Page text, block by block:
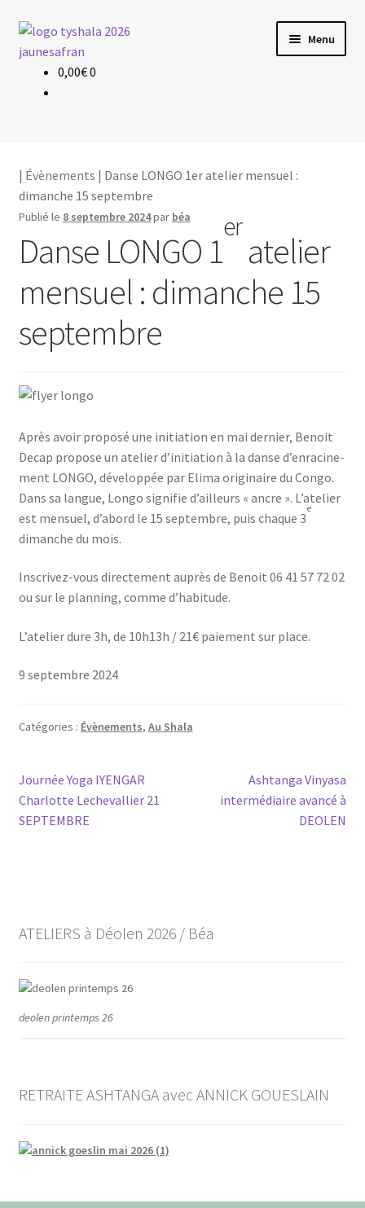
Aller
à
navigation
Aller
au
contenu
Menu
Évènements
Les profs
Le yoga
0,00€0
| Évènements | Danse LONGO 1er atelier mensuel :
dimanche 15 septembre
Publié le 8 septembre 2024par béa
Danse LONGO 1
er
atelier
mensuel : dimanche 15
septembre
Après avoir pro­po­sé une ini­tia­tion en mai der­nier, Benoit
Decap pro­pose un ate­lier d’i­ni­tia­tion à la danse d’en­ra­ci­ne­
ment LONGO, déve­lop­pée par Eli­ma ori­gi­naire du Congo.
Dans sa langue, Lon­go signi­fie d’ailleurs « ancre ». L’a­te­lier
est men­suel, d’a­bord le 15 sep­tembre, puis chaque 3
e
dimanche du mois.
Ins­cri­vez-vous direc­te­ment auprès de Benoit 06 41 57 72 02
ou sur le plan­ning, comme d’habitude.
L’a­te­lier dure 3h, de 10h13h / 21€ paie­ment sur place.
9 septembre 2024
Catégories : Évènements, Au Shala
Navigation
de
Article
précédent :
Journée Yoga IYENGAR
Charlotte Lechevallier 21
SEPTEMBRE
Article
suivant :
Ashtanga Vinyasa
intermédiaire avancé à
DEOLEN
ATELIERS à Déolen 2026 / Béa
deolen printemps 26
RETRAITE ASHTANGA avec ANNICK GOUESLAIN